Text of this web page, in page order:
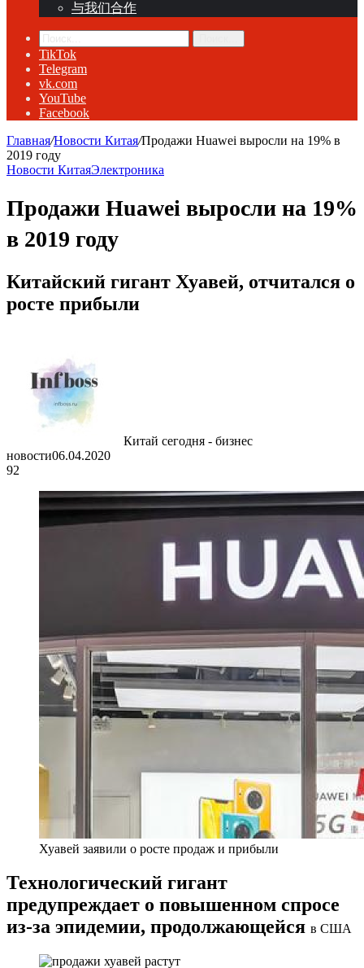
与我们合作
TikTok
Telegram
vk.com
YouTube
Facebook
Главная/Новости Китая/Продажи Huawei выросли на 19% в
2019 году
Новости КитаяЭлектроника
Продажи Huawei выросли на 19%
в 2019 году
Китайский гигант Хуавей, отчитался о
росте прибыли
Китай сегодня - бизнес
новости06.04.2020
92
Хуавей заявили о росте продаж и прибыли
Технологический гигант
предупреждает о повышенном спросе
из-за эпидемии, продолжающейся в США